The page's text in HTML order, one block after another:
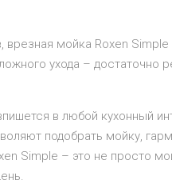
мойка Roxen
ухода – достаточно
в любой кухонный
подобрать мойку,
Simple – это не просто